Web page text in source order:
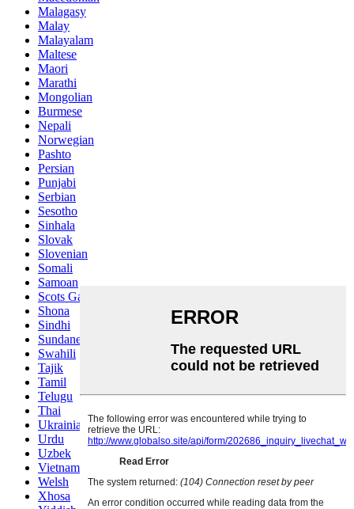
Malagasy
Malay
Malayalam
Maltese
Maori
Marathi
Mongolian
Burmese
Nepali
Norwegian
Pashto
Persian
Punjabi
Serbian
Sesotho
Sinhala
Slovak
Slovenian
Somali
Samoan
Scots Gaelic
Shona
Sindhi
Sundanese
Swahili
Tajik
Tamil
Telugu
Thai
Ukrainian
Urdu
Uzbek
Vietnamese
Welsh
Xhosa